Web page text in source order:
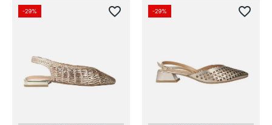
-29% favorite_border -29% favorite_border